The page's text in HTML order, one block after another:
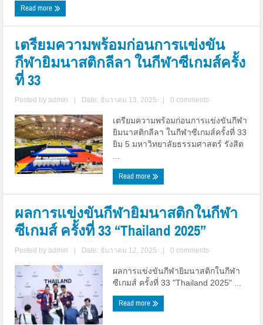
Read more
เตรียมความพร้อมก่อนการแข่งขัน
กีฬายิมนาสติกลีลา ในกีฬาซีเกมส์ครั้ง
ที่ 33
Posted byadmin Date: ธันวาคม 13, 2025 0 comments
เตรียมความพร้อมก่อนการแข่งขันกีฬา
ยิมนาสติกลีลา ในกีฬาซีเกมส์ครั้งที่ 33
ยิม 5 มหาวิทยาลัยธรรมศาสตร์ รังสิต
Read more
ผลการแข่งขันกีฬายิมนาสติกในกีฬา
ซีเกมส์ ครั้งที่ 33 “Thailand 2025”
Posted byadmin Date: ธันวาคม 12, 2025 0 comments
ผลการแข่งขันกีฬายิมนาสติกในกีฬา
ซีเกมส์ ครั้งที่ 33 "Thailand 2025" ...
Read more